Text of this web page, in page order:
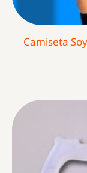
Camiseta